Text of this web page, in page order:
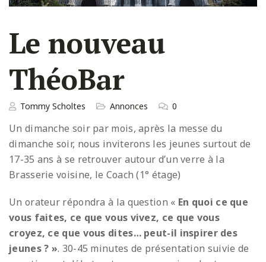
Le nouveau
ThéoBar
Tommy Scholtes Annonces 0
Un dimanche soir par mois, après la messe du
dimanche soir, nous inviterons les jeunes surtout de
17-35 ans à se retrouver autour d’un verre à la
Brasserie voisine, le Coach (1° étage)
Un orateur répondra à la question « En quoi ce que
vous faites, ce que vous vivez, ce que vous
croyez, ce que vous dites… peut-il inspirer des
jeunes ? ». 30-45 minutes de présentation suivie de